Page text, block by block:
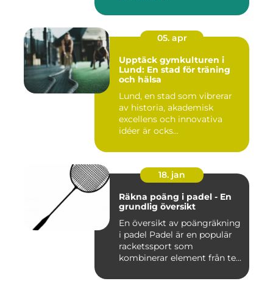
05. apr
Upptäck gymkulturen i
Lund: En stad för träning
och hälsa
Lund, en stad som vibrerar
av historia, akademisk
excellens och innovativa
idéer är ocks...
18. jan
Räkna poäng i padel - En
grundlig översikt
En översikt av poängräkning
i padel Padel är en populär
racketssport som
kombinerar element från te...